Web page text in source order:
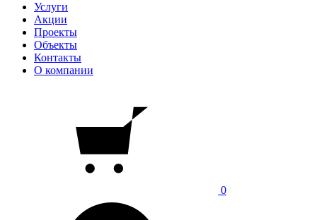
Услуги
Акции
Проекты
Объекты
Контакты
О компании
0